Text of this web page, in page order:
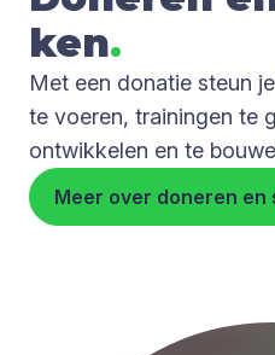
ken.
Met een donatie steun
te voeren, trainingen te
ontwikkelen en te
Meer over doneren en